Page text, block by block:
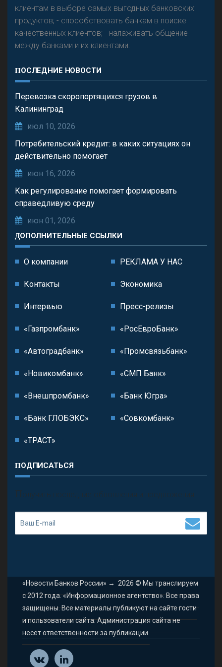
клиентам в выборе самых выгодных банковских
продуктов; - способствовать банкам в поиске
качественных клиентов; - налаживать общение
между банками и их клиентами.
ПОСЛЕДНИЕ НОВОСТИ
Перевозка скоропортящихся грузов в
Калининград
июл 10, 2026
Потребительский кредит: в каких ситуациях он
действительно помогает
июн 16, 2026
Как регулирование помогает формировать
справедливую среду
июн 01, 2026
ДОПОЛНИТЕЛЬНЫЕ ССЫЛКИ
О компании РЕКЛАМА У НАС
Контакты Экономика
Интервью Пресс-релизы
«Газпромбанк» «РосЕвроБанк»
«Автоградбанк» «Промсвязьбанк»
«Новикомбанк» «СМП Банк»
«Внешпромбанк» «Банк Югра»
«Банк ГЛОБЭКС» «Совкомбанк»
«ТРАСТ»
ПОДПИСАТЬСЯ
П олучить последние обновления и предложения.
«Новости Банков России» → 2026 © Мы транслируем
с 2012 года. «Информационное агентство». Все права
защищены. Все материалы публикуют на сайте гости
и пользователи сайта. Администрация сайта не
несет ответственности за публикации.